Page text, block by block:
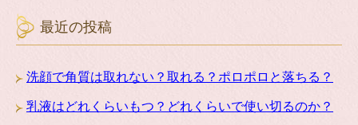
最近の投稿
洗顔で角質は取れない？取れる？ポロポロと落ちる？
乳液はどれくらいもつ？どれくらいで使い切るのか？